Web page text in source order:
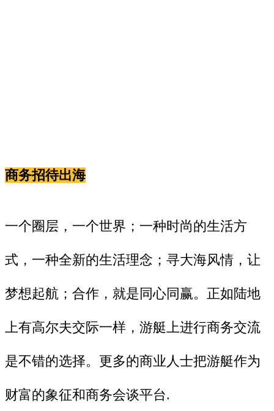
商务招待出海
一个圈层，一个世界；一种时尚的生活方
式，一种全新的生活理念；寻大海风情，让
梦想起航；合作，就是同心同赢。正如陆地
上有高尔夫交际一样，游艇上进行商务交流
是不错的选择。更多的商业人士把游艇作为
财富的象征和商务会谈平台.